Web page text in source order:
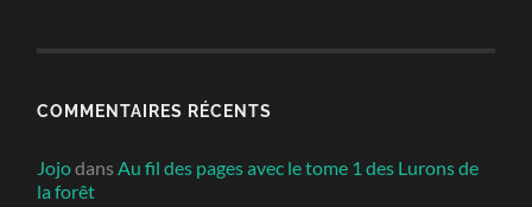
COMMENTAIRES RÉCENTS
JojodansAu fil des pages avec le tome 1 des Lurons de
la forêt